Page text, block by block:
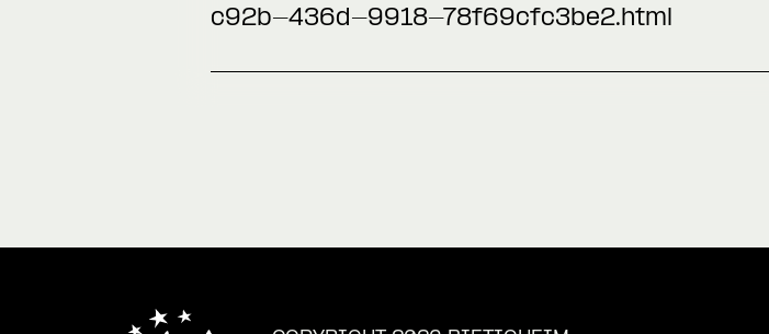
c92b-436d-9918-78f69cfc3be2.html